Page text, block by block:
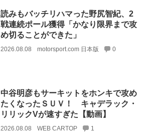
読みもバッチリハマった野尻智紀、2
戦連続ポール獲得「かなり限界まで攻
め切ることができた」
2026.08.08 motorsport.com 日本版 0
中谷明彦もサーキットをホンキで攻め
たくなったＳＵＶ！ キャデラック・
リリックVが速すぎた【動画】
2026.08.08 WEB CARTOP 1